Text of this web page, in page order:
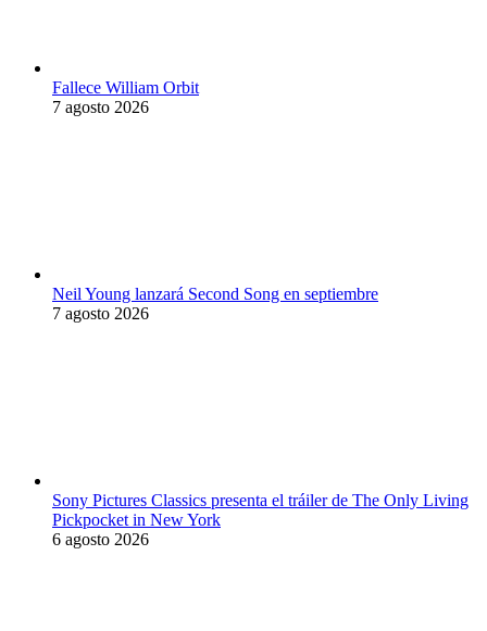
Fallece William Orbit
7 agosto 2026
Neil Young lanzará Second Song en septiembre
7 agosto 2026
Sony Pictures Classics presenta el tráiler de The Only Living
Pickpocket in New York
6 agosto 2026